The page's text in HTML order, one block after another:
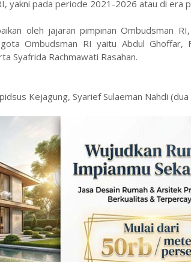
yakni pada periode 2021-2026 atau di era
oleh jajaran pimpinan Ombudsman
Ombudsman RI yaitu Abdul Ghoffar,
Syafrida Rachmawati Rasahan.
Kejagung, Syarief Sulaeman Nahdi